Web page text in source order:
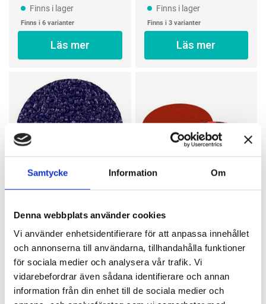
Samtycke Information Om
Denna webbplats använder cookies
Vi använder enhetsidentifierare för att anpassa innehållet
och annonserna till användarna, tillhandahålla funktioner
för sociala medier och analysera vår trafik. Vi
vidarebefordrar även sådana identifierare och annan
information från din enhet till de sociala medier och
Finns i lager
Finns i 6 varianter
Läs mer
Finns i lager
Finns i 3 varianter
Läs mer
Roloc sliprondell
Cubitron II 786C, 75
mm, 36+ - 80+
Roloc sliprondell Cubitron
II 786C 75 mm
fr 48 kr
Finns i lager
Finns i 3 varianter
Roloc sliprondell
Cubitron II 984F, 38
mm, 36+ - 80+
Roloc sliprondell Cubitron
II 984F 38 mm
fr 18,40 kr
Finns i lager
Finns i 3 varianter